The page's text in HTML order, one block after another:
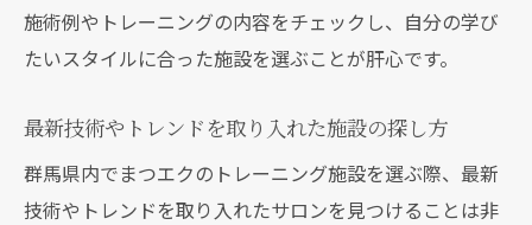
施術例やトレーニングの内容をチェックし、自分の学び
たいスタイルに合った施設を選ぶことが肝心です。
最新技術やトレンドを取り入れた施設の探し方
群馬県内でまつエクのトレーニング施設を選ぶ際、最新
技術やトレンドを取り入れたサロンを見つけることは非